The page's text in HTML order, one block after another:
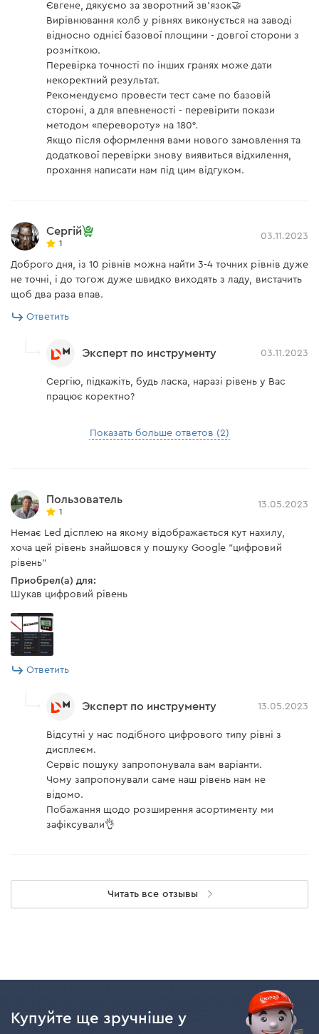
Євгене, дякуємо за зворотний зв’язок🤝
Вирівнювання колб у рівнях виконується на заводі
відносно однієї базової площини - довгої сторони з
розміткою.
Перевірка точності по інших гранях може дати
некоректний результат.
Рекомендуємо провести тест саме по базовій
стороні, а для впевненості - перевірити покази
методом «перевороту» на 180°.
Якщо після оформлення вами нового замовлення та
додаткової перевірки знову виявиться відхилення,
прохання написати нам під цим відгуком.
Сергій
1
03.11.2023
Доброго дня, із 10 рівнів можна найти 3-4 точних рівнів дуже
не точні, і до тогож дуже швидко виходять з ладу, вистачить
щоб два раза впав.
Ответить
Эксперт по инструменту 03.11.2023
Сергію, підкажіть, будь ласка, наразі рівень у Вас
працює коректно?
Показать больше ответов (2)
Пользователь
1
13.05.2023
Немає Led дісплею на якому відображається кут нахилу,
хоча цей рівень знайшовся у пошуку Google "цифровий
рівень"
Приобрел(а) для:
Шукав цифровий рівень
Ответить
Эксперт по инструменту 13.05.2023
Відсутні у нас подібного цифрового типу рівні з
дисплеєм.
Сервіс пошуку запропонувала вам варіанти.
Чому запропонували саме наш рівень нам не
відомо.
Побажання щодо розширення асортименту ми
зафіксували👌
Читать все отзывы
Купуйте ще зручніше у